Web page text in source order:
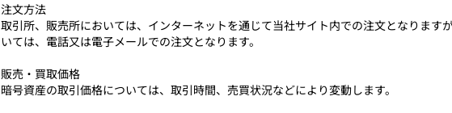
注文方法
取引所、販売所においては、インターネットを通じて当社サイト内での注文となりますが
いては、電話又は電子メールでの注文となります。
販売・買取価格
暗号資産の取引価格については、取引時間、売買状況などにより変動します。